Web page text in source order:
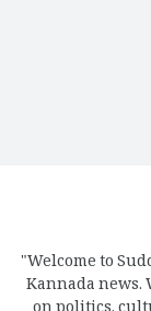
"Welcome to
Kannada news.